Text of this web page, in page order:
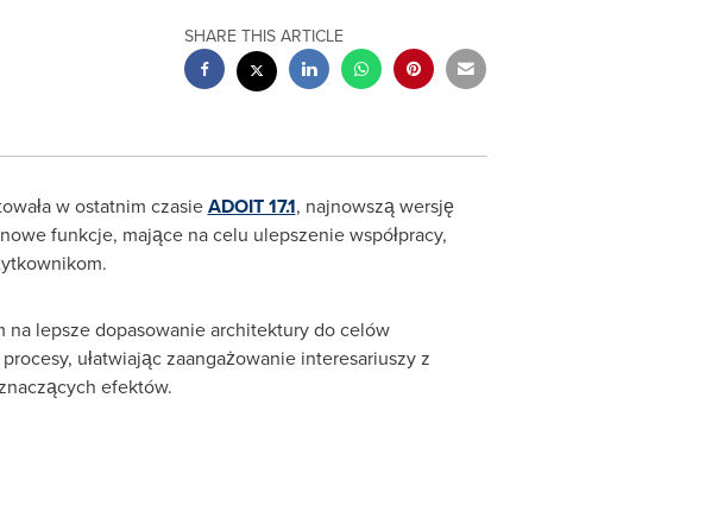
SHARE THIS ARTICLE
w ostatnim czasieADOIT 17.1, najnowszą wersję
funkcje, mające na celu ulepszenie współpracy,
na lepsze dopasowanie architektury do celów
ułatwiając zaangażowanie interesariuszy z
efektów.